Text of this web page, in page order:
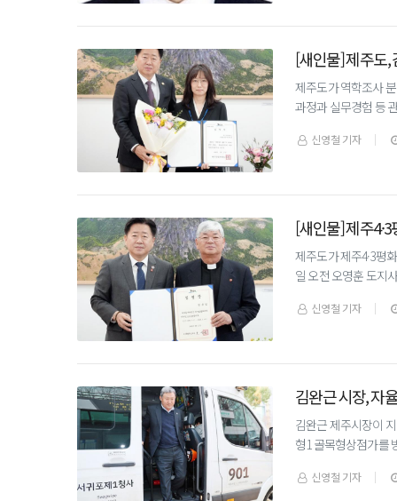
[새인물] 제주도,
제주도가 역학조사
과정과 실무경험 등
신영철 기자
[새인물] 제주
제주도가 제주4·3평
일 오전 오영훈 도지
신영철 기자
김완근 시장, 자
김완근 제주시장이
형1 골목형상점가를
신영철 기자